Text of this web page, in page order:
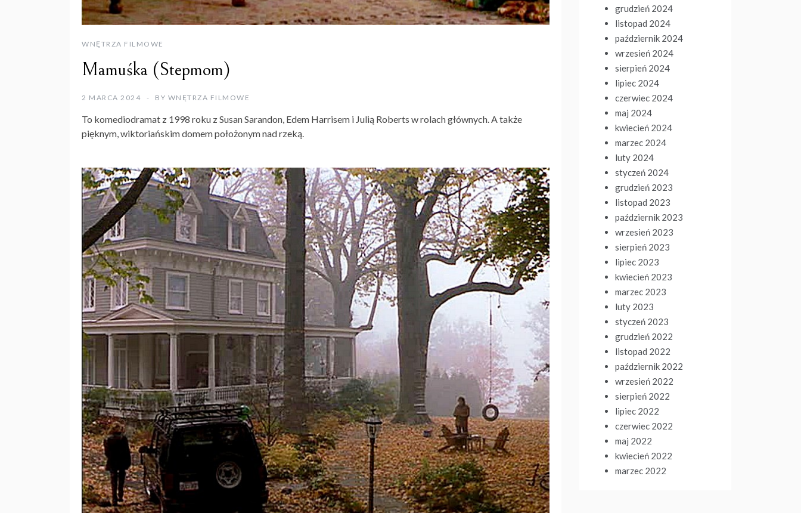
WNĘTRZA FILMOWE
Mamuśka (Stepmom)
2 MARCA 2024 BY WNĘTRZA FILMOWE
To komediodramat z 1998 roku z Susan Sarandon, Edem Harrisem i Julią Roberts w rolach głównych. A także
pięknym, wiktoriańskim domem położonym nad rzeką.
grudzień 2024
listopad 2024
październik 2024
wrzesień 2024
sierpień 2024
lipiec 2024
czerwiec 2024
maj 2024
kwiecień 2024
marzec 2024
luty 2024
styczeń 2024
grudzień 2023
listopad 2023
październik 2023
wrzesień 2023
sierpień 2023
lipiec 2023
kwiecień 2023
marzec 2023
luty 2023
styczeń 2023
grudzień 2022
listopad 2022
październik 2022
wrzesień 2022
sierpień 2022
lipiec 2022
czerwiec 2022
maj 2022
kwiecień 2022
marzec 2022